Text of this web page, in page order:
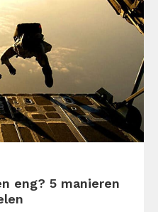
eng? 5 manieren